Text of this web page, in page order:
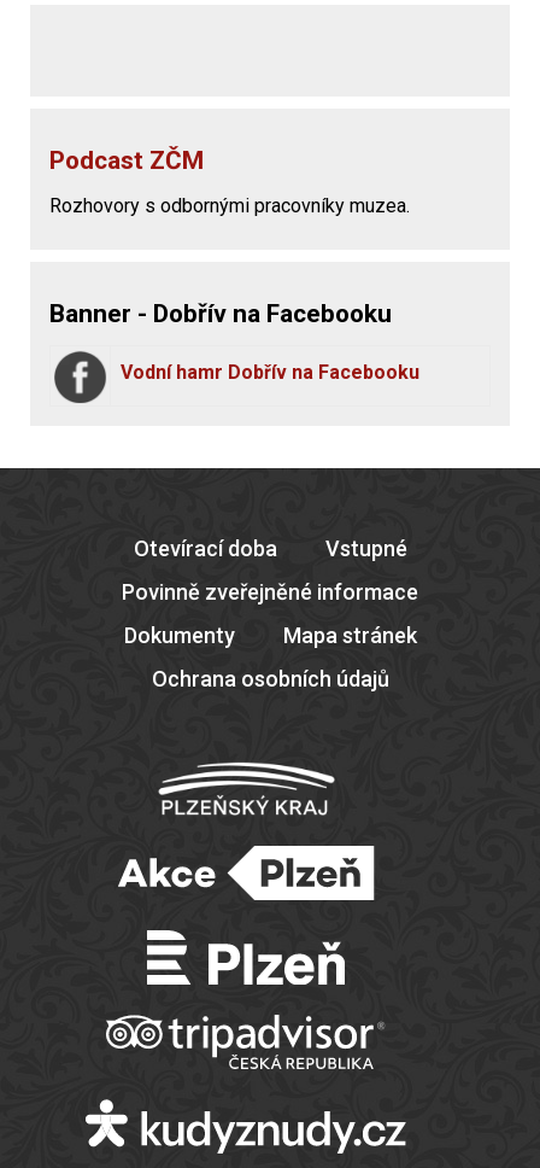
Podcast ZČM
Rozhovory s odbornými pracovníky muzea.
Banner - Dobřív na Facebooku
Vodní hamr Dobřív na Facebooku
Otevírací doba
Vstupné
Povinně zveřejněné informace
Dokumenty
Mapa stránek
Ochrana osobních údajů